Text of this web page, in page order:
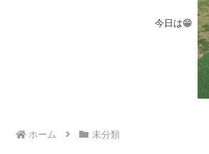
今日は😁
ホーム 未分類